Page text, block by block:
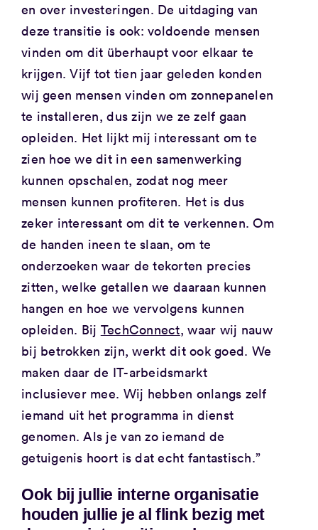
en over investeringen. De uitdaging van
deze transitie is ook: voldoende mensen
vinden om dit überhaupt voor elkaar te
krijgen. Vijf tot tien jaar geleden konden
wij geen mensen vinden om zonnepanelen
te installeren, dus zijn we ze zelf gaan
opleiden. Het lijkt mij interessant om te
zien hoe we dit in een samenwerking
kunnen opschalen, zodat nog meer
mensen kunnen profiteren. Het is dus
zeker interessant om dit te verkennen. Om
de handen ineen te slaan, om te
onderzoeken waar de tekorten precies
zitten, welke getallen we daaraan kunnen
hangen en hoe we vervolgens kunnen
opleiden. Bij TechConnect, waar wij nauw
bij betrokken zijn, werkt dit ook goed. We
maken daar de IT-arbeidsmarkt
inclusiever mee. Wij hebben onlangs zelf
iemand uit het programma in dienst
genomen. Als je van zo iemand de
getuigenis hoort is dat echt fantastisch.”
Ook bij jullie interne organisatie
houden jullie je al flink bezig met